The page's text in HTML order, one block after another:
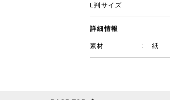
L判サイズ
詳細情報
素材 紙